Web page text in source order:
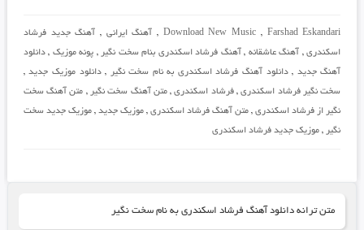
Download New Music , Farshad Eskandari
, آهنگ ایرانی , آهنگ جدید فرشاد
اسکندری, آهنگ عاشقانه , آهنگ فرشاد اسکندری بنام سخت نگیر , پونه موزیک ,دانلود
آهنگ جدید ,دانلود آهنگ فرشاد اسکندری به نام سخت نگیر ,دانلود موزیک جدید,
سخت نگیر فرشاد اسکندری,فرشاد اسکندری,متن آهنگ سخت نگیر , متن آهنگ سخت
نگیر از فرشاد اسکندری, متن آهنگ فرشاد اسکندری, موزیک جدید ,موزیک جدید سخت
نگیر , موزیک جدید فرشاد اسکندری
متن ترانه دانلود آهنگ فرشاد اسکندری به نام سخت نگیر